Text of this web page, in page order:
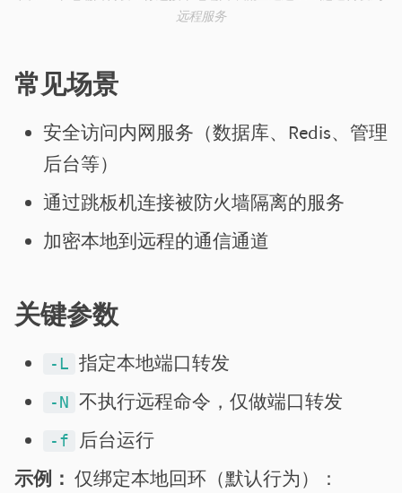
远程服务
常见场景
安全访问内网服务（数据库、Redis、管理
后台等）
通过跳板机连接被防火墙隔离的服务
加密本地到远程的通信通道
关键参数
-L 指定本地端口转发
-N 不执行远程命令，仅做端口转发
-f 后台运行
示例： 仅绑定本地回环（默认行为）：